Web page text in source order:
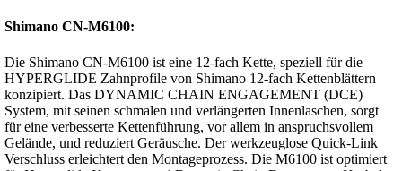
Shimano CN-M6100:
Die Shimano CN-M6100 ist eine 12-fach Kette, speziell für die
HYPERGLIDE Zahnprofile von Shimano 12-fach Kettenblättern
konzipiert. Das DYNAMIC CHAIN ENGAGEMENT (DCE)
System, mit seinen schmalen und verlängerten Innenlaschen, sorgt
für eine verbesserte Kettenführung, vor allem in anspruchsvollem
Gelände, und reduziert Geräusche. Der werkzeuglose Quick-Link
Verschluss erleichtert den Montageprozess. Die M6100 ist optimiert